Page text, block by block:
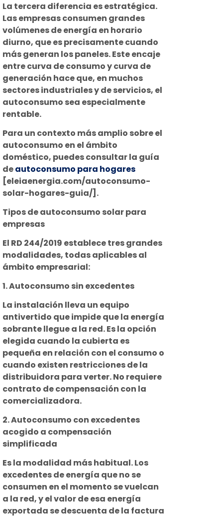
La tercera diferencia es estratégica.
Las empresas consumen grandes
volúmenes de energía en horario
diurno, que es precisamente cuando
más generan los paneles. Este encaje
entre curva de consumo y curva de
generación hace que, en muchos
sectores industriales y de servicios, el
autoconsumo sea especialmente
rentable.
Para un contexto más amplio sobre el
autoconsumo en el ámbito
doméstico, puedes consultar la guía
deautoconsumo para hogares
[eleiaenergia.com/autoconsumo-
solar-hogares-guia/].
Tipos de autoconsumo solar para
empresas
El RD 244/2019 establece tres grandes
modalidades, todas aplicables al
ámbito empresarial:
1. Autoconsumo sin excedentes
La instalación lleva un equipo
antivertido que impide que la energía
sobrante llegue a la red. Es la opción
elegida cuando la cubierta es
pequeña en relación con el consumo o
cuando existen restricciones de la
distribuidora para verter. No requiere
contrato de compensación con la
comercializadora.
2. Autoconsumo con excedentes
acogido a compensación
simplificada
Es la modalidad más habitual. Los
excedentes de energía que no se
consumen en el momento se vuelcan
a la red, y el valor de esa energía
exportada se descuenta de la factura